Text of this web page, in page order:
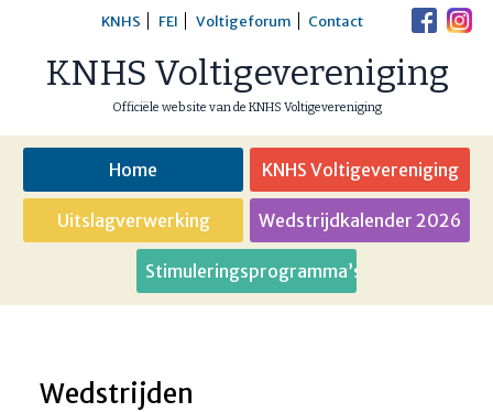
content
KNHS FEI Voltigeforum Contact
KNHS Voltigevereniging
Officiële website van de KNHS Voltigevereniging
Home KNHS Voltigevereniging
Uitslagverwerking Wedstrijdkalender 2026
Stimuleringsprogramma’s
Wedstrijden